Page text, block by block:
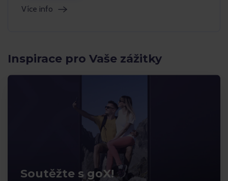
Více info
Inspirace pro Vaše zážitky
Soutěžte s goX!